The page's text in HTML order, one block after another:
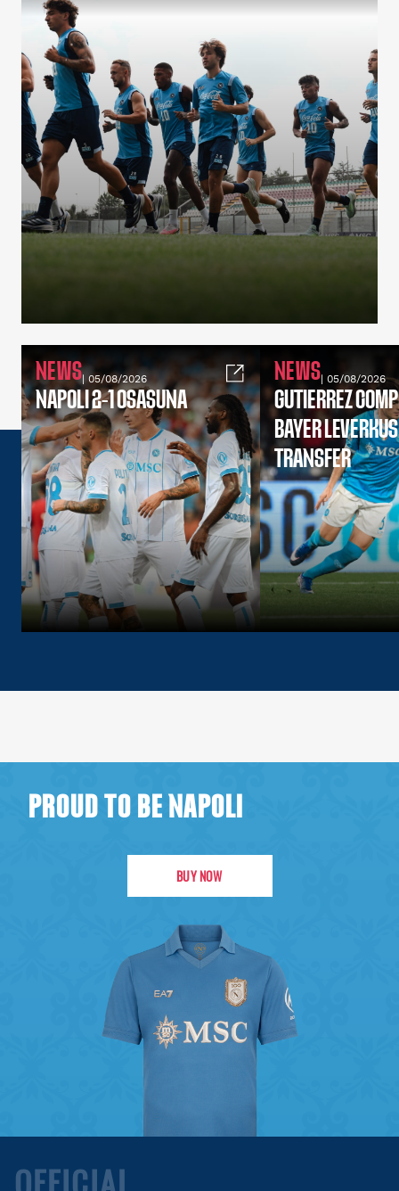
NEWS| 05/08/2026
NAPOLI 2-1 OSASUNA
NEWS| 05/08/2026
GUTIERREZ
BAYER
TRANSFER
PROUD TO BE NAPOLI
BUY NOW